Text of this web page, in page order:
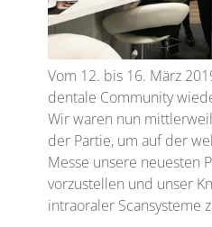
Vom 12. bis 16. März
dentale Community
Wir waren nun
der Partie, um auf der
Messe unsere neuesten
vorzustellen und unser
intraoraler Scansysteme